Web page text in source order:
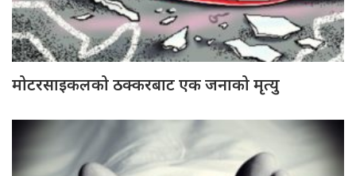
मोटरसाइकलको ठक्करबाट एक जनाको मृत्यु